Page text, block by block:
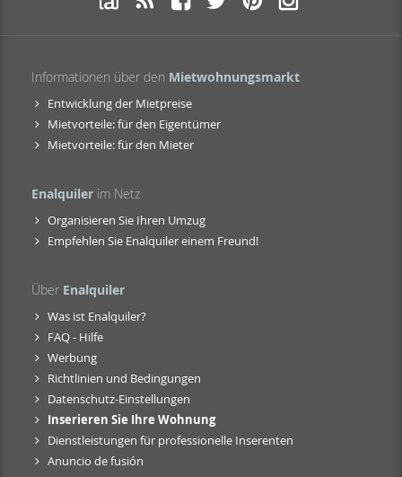
Informationen über den Mietwohnungsmarkt
Entwicklung der Mietpreise
Mietvorteile: für den Eigentümer
Mietvorteile: für den Mieter
Enalquiler im Netz
Organisieren Sie Ihren Umzug
Empfehlen Sie Enalquiler einem Freund!
Über Enalquiler
Was ist Enalquiler?
FAQ - Hilfe
Werbung
Richtlinien und Bedingungen
Datenschutz-Einstellungen
Inserieren Sie Ihre Wohnung
Dienstleistungen für professionelle Inserenten
Anuncio de fusión